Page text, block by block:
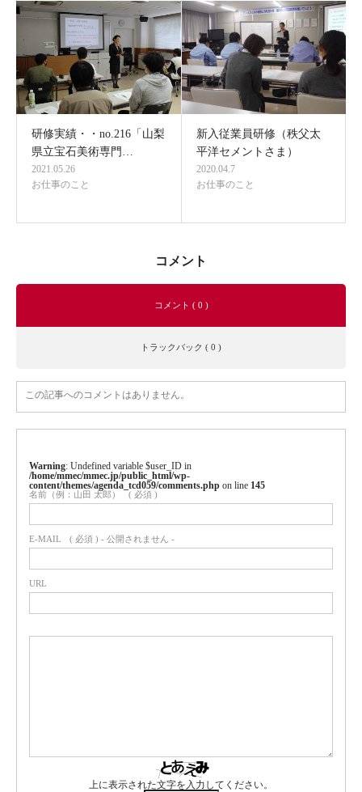
研修実績・・no.216「山梨
県立宝石美術専門…
2021.05.26
お仕事のこと
新入従業員研修（秩父太
平洋セメントさま）
2020.04.7
お仕事のこと
コメント
コメント ( 0 )
トラックバック ( 0 )
この記事へのコメントはありません。
Warning : Undefined variable $user_ID in
/home/mmec/mmec.jp/public_html/wp-
content/themes/agenda_tcd059/comments.php on line 145
名前（例：山田 太郎） ( 必須 )
E-MAIL ( 必須 ) - 公開されません -
URL
上に表示された文字を入力してください。